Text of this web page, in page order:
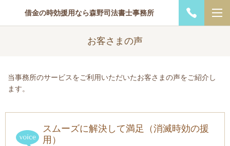
借金の時効援用なら森野司法書士事務所
お客さまの声
当事務所のサービスをご利用いただいたお客さまの声をご紹介し
ます。
スムーズに解決して満足（消滅時効の援
用）